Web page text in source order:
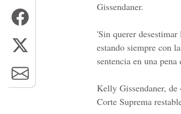
Gissendaner.
'Sin querer
estando siempre con
sentencia en una
Kelly Gissendaner, de
Corte Suprema